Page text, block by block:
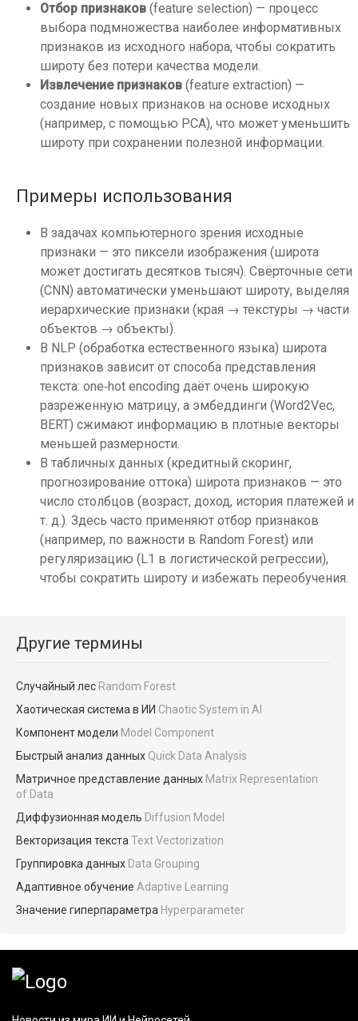
Отбор признаков (feature selection) — процесс
выбора подмножества наиболее информативных
признаков из исходного набора, чтобы сократить
широту без потери качества модели.
Извлечение признаков (feature extraction) —
создание новых признаков на основе исходных
(например, с помощью PCA), что может уменьшить
широту при сохранении полезной информации.
Примеры использования
В задачах компьютерного зрения исходные
признаки — это пиксели изображения (широта
может достигать десятков тысяч). Свёрточные сети
(CNN) автоматически уменьшают широту, выделяя
иерархические признаки (края → текстуры → части
объектов → объекты).
В NLP (обработка естественного языка) широта
признаков зависит от способа представления
текста: one‑hot encoding даёт очень широкую
разреженную матрицу, а эмбеддинги (Word2Vec,
BERT) сжимают информацию в плотные векторы
меньшей размерности.
В табличных данных (кредитный скоринг,
прогнозирование оттока) широта признаков — это
число столбцов (возраст, доход, история платежей и
т. д.). Здесь часто применяют отбор признаков
(например, по важности в Random Forest) или
регуляризацию (L1 в логистической регрессии),
чтобы сократить широту и избежать переобучения.
Другие термины
Случайный лес Random Forest
Хаотическая система в ИИ Chaotic System in AI
Компонент модели Model Component
Быстрый анализ данных Quick Data Analysis
Матричное представление данных Matrix Representation
of Data
Диффузионная модель Diffusion Model
Векторизация текста Text Vectorization
Группировка данных Data Grouping
Адаптивное обучение Adaptive Learning
Значение гиперпараметра Hyperparameter